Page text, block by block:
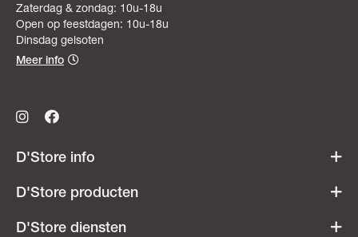
D'Store info
Werken bij D'Store
D'Store producten
Acties & promoties
D'Store diensten
Zaterdag & zondag: 10u-18u
Open op feestdagen: 10u-18u
Dinsdag gelsoten
Meer info